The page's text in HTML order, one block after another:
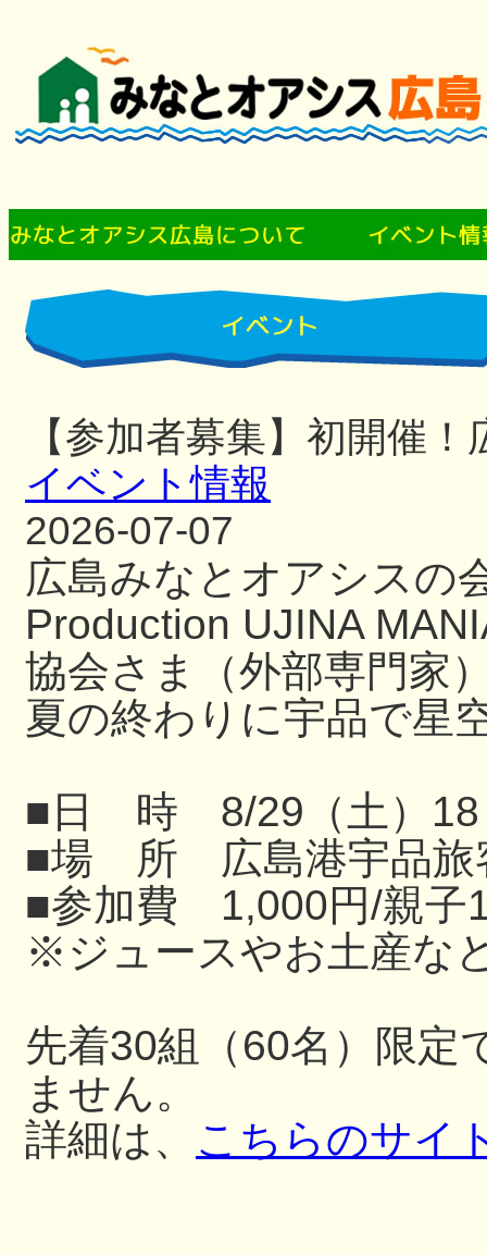
【参加者募集】初開催
イベント情報
2026-07-07
広島みなとオアシスの
Production UJINA
協会さま（外部専門家
夏の終わりに宇品で星
■日 時 8/29（土）18
■場 所 広島港宇品旅
■参加費 1,000円/親子
※ジュースやお土産な
先着30組（60名）限定
ません。
詳細は、 こちらのサイ